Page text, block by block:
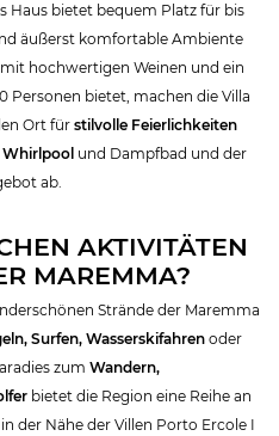
Haus bietet bequem Platz für bis
äußerst komfortable Ambiente
hochwertigen Weinen und ein
Personen bietet, machen die Villa
Ort für stilvolle Feierlichkeiten
und Dampfbad und der
ab.
AKTIVITÄTEN
MAREMMA?
Strände der Maremma
Surfen, Wasserskifahren oder
zum Wandern,
bietet die Region eine Reihe an
der Nähe der Villen Porto Ercole I